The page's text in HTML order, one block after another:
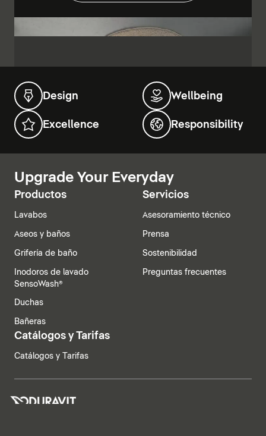
Design Wellbeing
Excellence Responsibility
Upgrade Your Everyday
Productos
Lavabos
Aseos y baños
Grifería de baño
Inodoros de lavado
SensoWash®
Duchas
Bañeras
Servicios
Asesoramiento técnico
Prensa
Sostenibilidad
Preguntas frecuentes
Catálogos y Tarifas
Catálogos y Tarifas